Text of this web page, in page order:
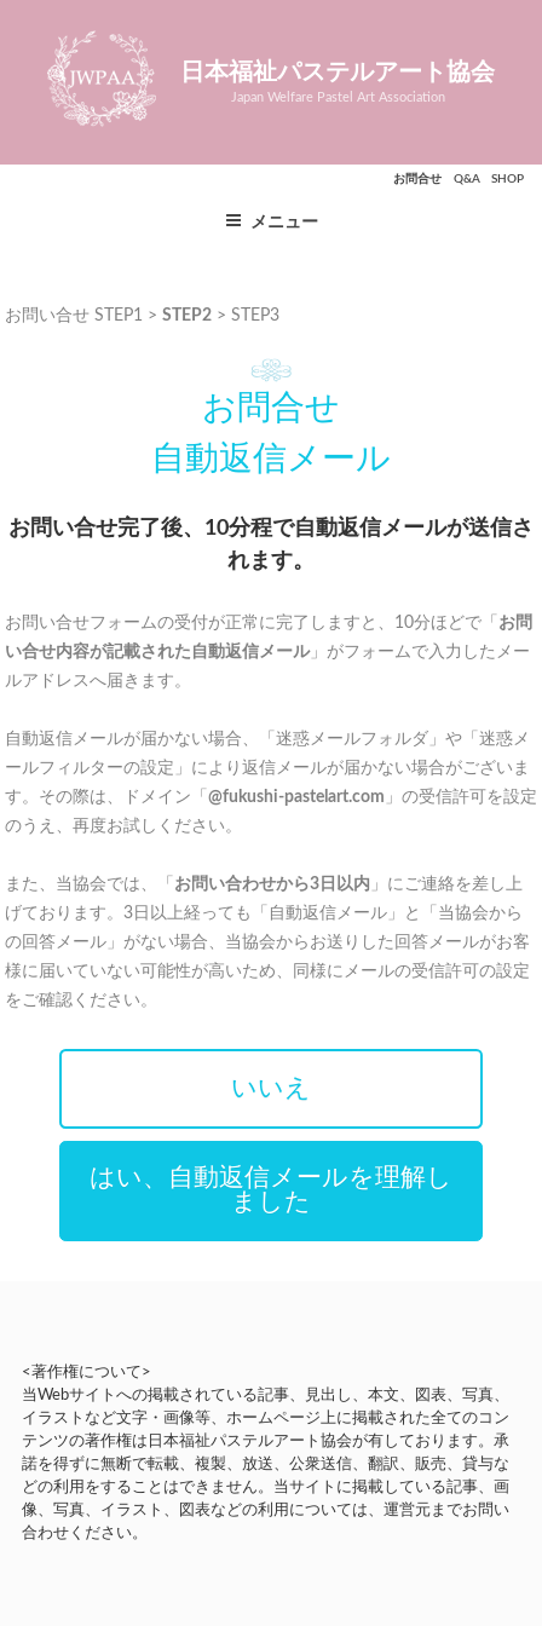
日本福祉パステルアート協会
Japan Welfare Pastel Art Association
お問合せ Q&A SHOP
メニュー
お問い合せ STEP1 > STEP2 > STEP3
お問合せ
自動返信メール
お問い合せ完了後、10分程で自動返信メールが送信さ
れます。
お問い合せフォームの受付が正常に完了しますと、10分ほどで「 お問
い合せ内容が記載された自動返信メール」がフォームで入力したメー
ルアドレスへ届きます。
自動返信メールが届かない場合、「迷惑メールフォルダ」や「迷惑メ
ールフィルターの設定」により返信メールが届かない場合がございま
す。その際は、ドメイン「 @fukushi-pastelart.com 」の受信許可を設定
のうえ、再度お試しください。
また、当協会では、「 お問い合わせから3日以内 」にご連絡を差し上
げております。3日以上経っても「自動返信メール」と「当協会から
の回答メール」がない場合、当協会からお送りした回答メールがお客
様に届いていない可能性が高いため、同様にメールの受信許可の設定
をご確認ください。
いいえ
はい、自動返信メールを理解し
ました
<著作権について>
当Webサイトへの掲載されている記事、見出し、本文、図表、写真、
イラストなど文字・画像等、ホームページ上に掲載された全てのコン
テンツの著作権は日本福祉パステルアート協会が有しております。承
諾を得ずに無断で転載、複製、放送、公衆送信、翻訳、販売、貸与な
どの利用をすることはできません。当サイトに掲載している記事、画
像、写真、イラスト、図表などの利用については、運営元までお問い
合わせください。